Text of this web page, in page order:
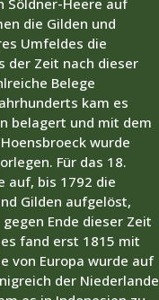
die Gilden und
Umfeldes die
der Zeit nach dieser
Belege
kam es
belagert und mit dem
wurde
Für das 18.
auf, bis 1792 die
Gilden aufgelöst,
Ende dieser Zeit
fand erst 1815 mit
von Europa wurde auf
der Niederlande